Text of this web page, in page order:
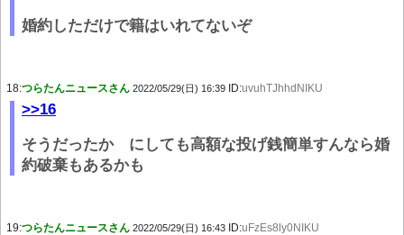
婚約しただけで籍はいれてないぞ
18:つらたんニュースさん 2022/05/29(日) 16:39 ID:uvuhTJhhdNIKU
>>16
そうだったか にしても高額な投げ銭簡単すんなら婚
約破棄もあるかも
19:つらたんニュースさん 2022/05/29(日) 16:43 ID:uFzEs8ly0NIKU